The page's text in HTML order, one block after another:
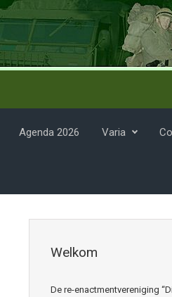
Agenda 2026 Varia
Welkom
De re-enactmentvereniging